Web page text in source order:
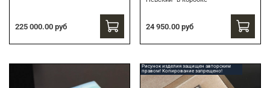
225 000.00 руб 24 950.00 руб
Рисунок изделия защищен авторским
правом! Копирование запрещено!